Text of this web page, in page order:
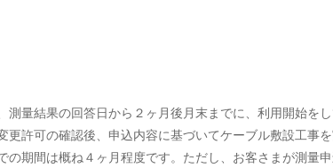
量結果の回答日から２ヶ月後月末までに、利用開始をし
許可の確認後、申込内容に基づいてケーブル敷設工事を
期間は概ね４ヶ月程度です。ただし、お客さまが測量